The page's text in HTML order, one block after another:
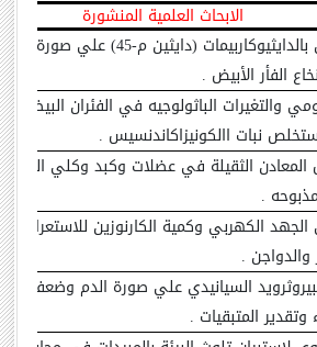
الابحاث العلمية المنشورة
تأثير التسمم المزمن بالدايثيوكاربيمات (دايثين م-45) علي صورة الزيغ
الفأر الأبيض .
والتغيرات الباثولوجيه في الفئران البيضاء
نبات االكونيزاكاندنسيس .
الثقيلة في عضلات وكبد وكلي
.
الكهربي وكمية الكارنوزين للاستعراف
والدواجن .
البيروثرويد السيانيدي علي صورة الدم وضعف
وتقدير المتبقيات .